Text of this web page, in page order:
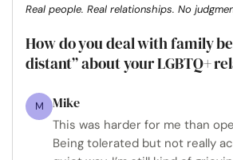
Real people. Real relationships. No
How do you deal with family
distant” about your LGBTQ+
M Mike
This was harder for me than
Being tolerated but not really